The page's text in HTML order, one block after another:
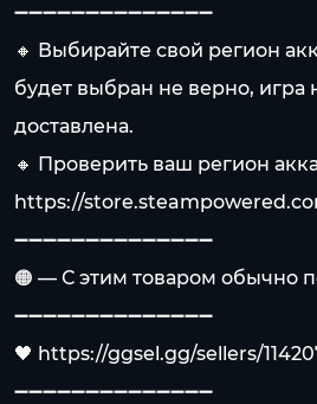
➖➖➖➖➖➖➖➖➖➖➖➖➖➖
🔸 Выбирайте свой регион
будет выбран не верно, игра
доставлена.
🔸 Проверить ваш регион
https://
➖➖➖➖➖➖➖➖➖➖➖➖➖➖
🟠 — С этим товаром обычно
➖➖➖➖➖➖➖➖➖➖➖➖➖➖
🖤 https://ggsel.gg/sellers/
➖➖➖➖➖➖➖➖➖➖➖➖➖➖